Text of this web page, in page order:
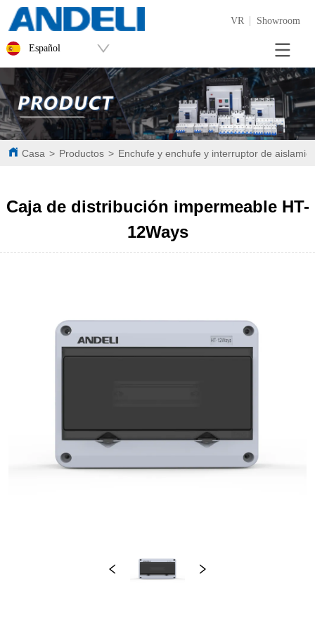
VR Showroom
Español
Casa > Productos > Enchufe y enchufe y interruptor de
Caja de distribución impermeable HT-
12Ways